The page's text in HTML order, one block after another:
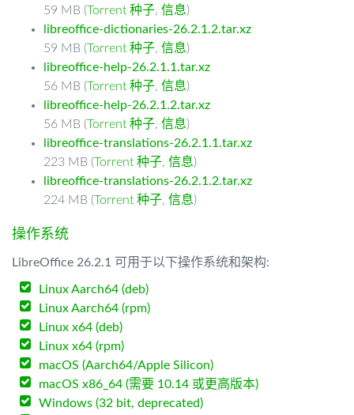
59 MB (Torrent 种子, 信息)
libreoffice-dictionaries-26.2.1.2.tar.xz
59 MB (Torrent 种子, 信息)
libreoffice-help-26.2.1.1.tar.xz
56 MB (Torrent 种子, 信息)
libreoffice-help-26.2.1.2.tar.xz
56 MB (Torrent 种子, 信息)
libreoffice-translations-26.2.1.1.tar.xz
223 MB (Torrent 种子, 信息)
libreoffice-translations-26.2.1.2.tar.xz
224 MB (Torrent 种子, 信息)
操作系统
LibreOffice 26.2.1 可用于以下操作系统和架构:
Linux Aarch64 (deb)
Linux Aarch64 (rpm)
Linux x64 (deb)
Linux x64 (rpm)
macOS (Aarch64/Apple Silicon)
macOS x86_64 (需要 10.14 或更高版本)
Windows (32 bit, deprecated)